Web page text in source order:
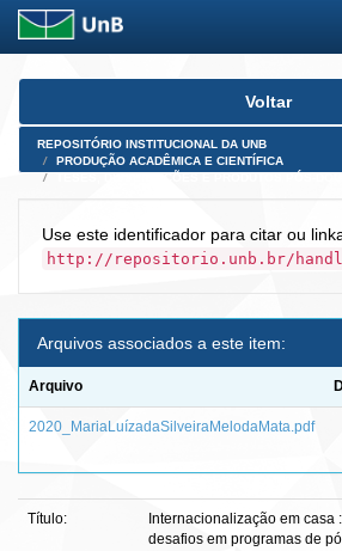
Skip
Voltar
REPOSITÓRIO INSTITUCIONAL DA UNB
PRODUÇÃO ACADÊMICA E CIENTÍFICA
Use este identificador para citar ou
http://repositorio.unb.br/
Arquivos associados a este item:
Arquivo
2020_MariaLuízadaSilveiraMelodaMata.pdf
Título:
Internacionalização em casa
desafios em programas de